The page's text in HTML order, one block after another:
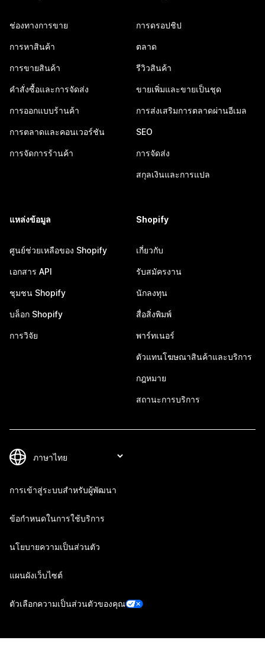
ช่องทางการขาย
การหาสินค้า
การขายสินค้า
คำสั่งซื้อและการจัดส่ง
การออกแบบร้านค้า
การตลาดและคอนเวอร์ชัน
การจัดการร้านค้า
การดรอปชิป
ตลาด
รีวิวสินค้า
ขายเพิ่มและขายเป็นชุด
การส่งเสริมการตลาดผ่านอีเมล
SEO
การจัดส่ง
สกุลเงินและการแปล
แหล่งข้อมูล
ศูนย์ช่วยเหลือของ Shopify
เอกสาร API
ชุมชน Shopify
บล็อก Shopify
การวิจัย
Shopify
เกี่ยวกับ
รับสมัครงาน
นักลงทุน
สื่อสิ่งพิมพ์
พาร์ทเนอร์
ตัวแทนโฆษณาสินค้าและบริการ
กฎหมาย
สถานะการบริการ
การเข้าสู่ระบบสำหรับผู้พัฒนา
ข้อกำหนดในการใช้บริการ
นโยบายความเป็นส่วนตัว
แผนผังเว็บไซต์
ตัวเลือกความเป็นส่วนตัวของคุณ